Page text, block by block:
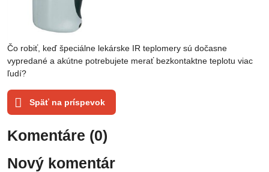
Čo robiť, keď špeciálne lekárske IR teplomery sú dočasne
vypredané a akútne potrebujete merať bezkontaktne teplotu viac
ľudí?
Späť na príspevok
Komentáre (0)
Nový komentár